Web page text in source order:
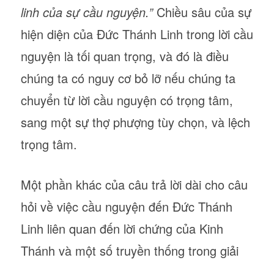
linh của sự cầu nguyện.”Chiều sâu của sự
hiện diện của Đức Thánh Linh trong lời cầu
nguyện là tối quan trọng, và đó là điều
chúng ta có nguy cơ bỏ lỡ nếu chúng ta
chuyển từ lời cầu nguyện có trọng tâm,
sang một sự thợ phượng tùy chọn, và lệch
trọng tâm.
Một phần khác của câu trả lời dài cho câu
hỏi về việc cầu nguyện đến Đức Thánh
Linh liên quan đến lời chứng của Kinh
Thánh và một số truyền thống trong giải